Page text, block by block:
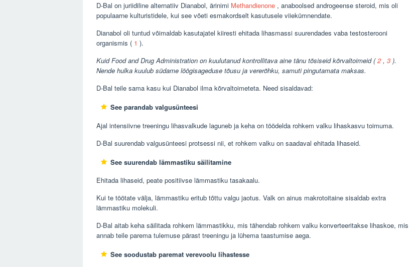
D-Bal on juriidiline alternatiiv Dianabol, ärinimi Methandienone , anaboolsed androgeense steroid, mis oli
populaarne kulturistidele, kui see võeti esmakordselt kasutusele viiekümnendate.
Dianabol oli tuntud võimaldab kasutajatel kiiresti ehitada lihasmassi suurendades vaba testosterooni
organismis ( 1 ).
Kuid Food and Drug Administration on kuulutanud kontrollitava aine tänu tõsiseid kõrvaltoimeid (2, 3 ).
Nende hulka kuulub südame löögisageduse tõusu ja vererõhku, samuti pingutamata maksas.
D-Bal teile sama kasu kui Dianabol ilma kõrvaltoimeteta. Need sisaldavad:
See parandab valgusünteesi
Ajal intensiivne treeningu lihasvalkude laguneb ja keha on töödelda rohkem valku lihaskasvu toimuma.
D-Bal suurendab valgusünteesi protsessi nii, et rohkem valku on saadaval ehitada lihaseid.
See suurendab lämmastiku säilitamine
Ehitada lihaseid, peate positiivse lämmastiku tasakaalu.
Kui te töötate välja, lämmastiku eritub tõttu valgu jaotus. Valk on ainus makrotoitaine sisaldab extra
lämmastiku molekuli.
D-Bal aitab keha säilitada rohkem lämmastikku, mis tähendab rohkem valku konverteeritakse lihaskoe, mis
annab teile parema tulemuse pärast treeningu ja lühema taastumise aega.
See soodustab paremat verevoolu lihastesse